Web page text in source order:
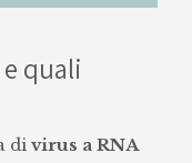
quali
divirus a RNA